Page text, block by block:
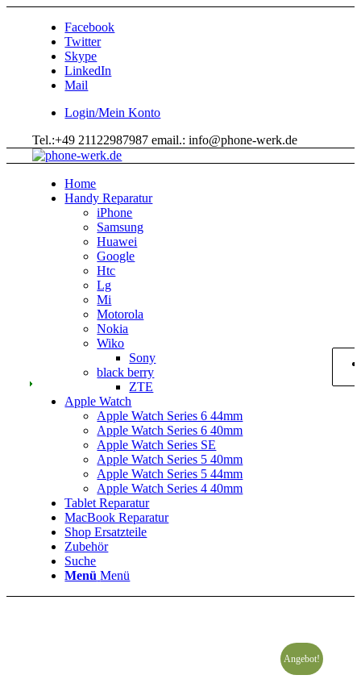
Facebook
Twitter
Skype
LinkedIn
Mail
Login/Mein Konto
Tel.:+49 21122987987 email.: info@phone-werk.de
Home
Handy Reparatur
iPhone
Samsung
Huawei
Google
Htc
Lg
Mi
Motorola
Nokia
Wiko
Sony
black berry
ZTE
Apple Watch
Apple Watch Series 6 44mm
Apple Watch Series 6 40mm
Apple Watch Series SE
Apple Watch Series 5 40mm
Apple Watch Series 5 44mm
Apple Watch Series 4 40mm
Tablet Reparatur
MacBook Reparatur
Shop Ersatzteile
Zubehör
Suche
Menü Menü
Angebot!